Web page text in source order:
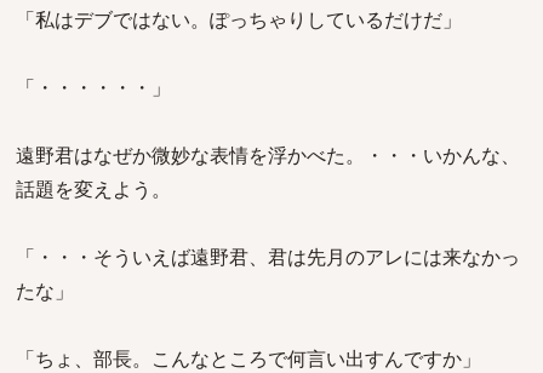
「私はデブではない。ぽっちゃりしているだけだ」
「・・・・・・」
遠野君はなぜか微妙な表情を浮かべた。・・・いかんな、
話題を変えよう。
「・・・そういえば遠野君、君は先月のアレには来なかっ
たな」
「ちょ、部長。こんなところで何言い出すんですか」